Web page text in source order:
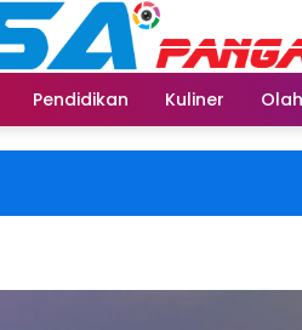
Pendidikan Kuliner